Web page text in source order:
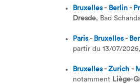
Bruxelles- Berlin -
Dresde, Bad
Paris- Bruxelles-
partir du 13/07/
Bruxelles- Zurich -
notamment Liège-